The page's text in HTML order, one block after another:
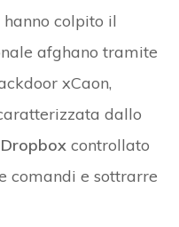
hanno colpito il
afghano tramite
xCaon,
dallo
Dropbox controllato
comandi e sottrarre